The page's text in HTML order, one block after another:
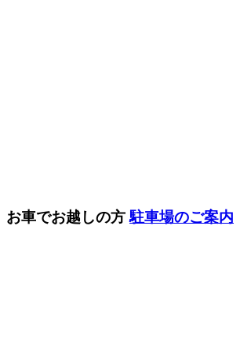
お車でお越しの方駐車場のご案内